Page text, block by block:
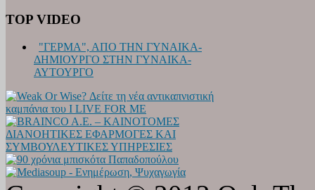
TOP VIDEO
"ΓΕΡΜΑ", ΑΠΟ ΤΗΝ ΓΥΝΑΙΚΑ-
ΔΗΜΙΟΥΡΓΟ ΣΤΗΝ ΓΥΝΑΙΚΑ-
ΑΥΤΟΥΡΓΟ